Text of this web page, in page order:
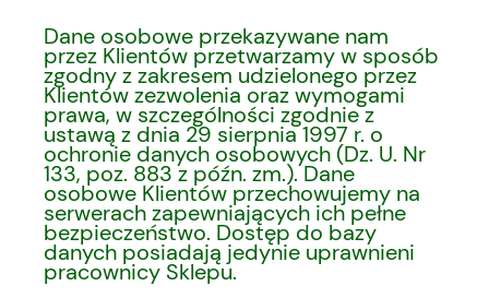
Dane osobowe przekazywane nam
przez Klientów przetwarzamy w sposób
zgodny z zakresem udzielonego przez
Klientów zezwolenia oraz wymogami
prawa, w szczególności zgodnie z
ustawą z dnia 29 sierpnia 1997 r. o
ochronie danych osobowych (Dz. U. Nr
133, poz. 883 z późn. zm.). Dane
osobowe Klientów przechowujemy na
serwerach zapewniających ich pełne
bezpieczeństwo. Dostęp do bazy
danych posiadają jedynie uprawnieni
pracownicy Sklepu.